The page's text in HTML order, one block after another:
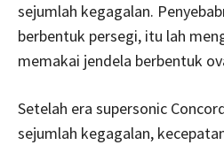
sejumlah kegagalan.
berbentuk persegi, itu lah
memakai jendela berbentuk
Setelah era supersonic
sejumlah kegagalan,